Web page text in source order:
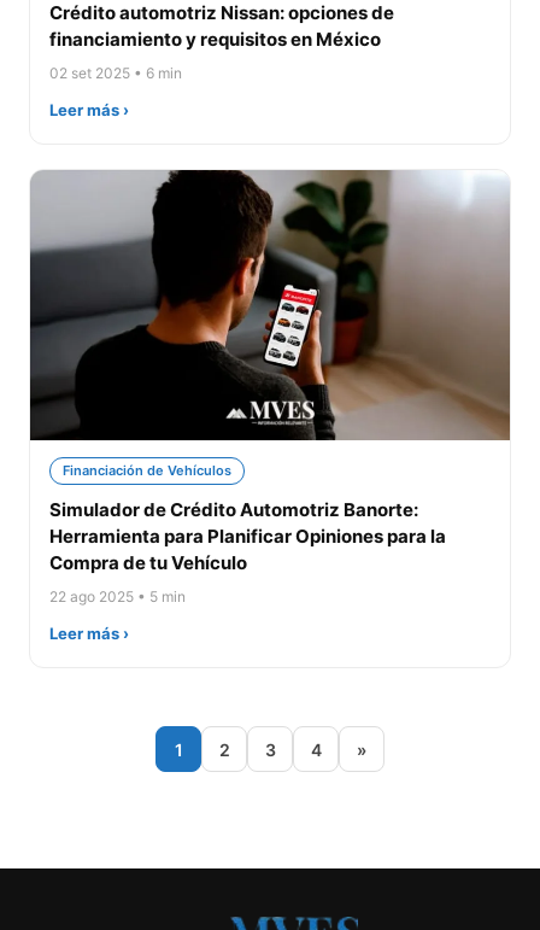
Crédito automotriz Nissan: opciones de
financiamiento y requisitos en México
02 set 2025 • 6 min
Leer más ›
Financiación de Vehículos
Simulador de Crédito Automotriz Banorte:
Herramienta para Planificar Opiniones para la
Compra de tu Vehículo
22 ago 2025 • 5 min
Leer más ›
1 2 3 4 »